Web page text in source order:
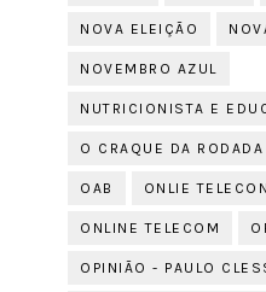
NOVA ELEIÇÃO
NOVEMBRO AZUL
NUTRICIONISTA E
O CRAQUE DA RODADA
OAB ONLIE TELECON
ONLINE TELECOM
OPINIÃO - PAULO